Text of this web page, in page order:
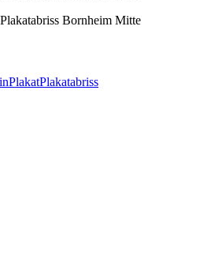
PlakatPlakatabriss